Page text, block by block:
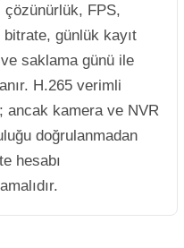
çözünürlük, FPS,
günlük kayıt
saklama günü ile
H.265 verimli
ancak kamera ve NVR
doğrulanmadan
hesabı